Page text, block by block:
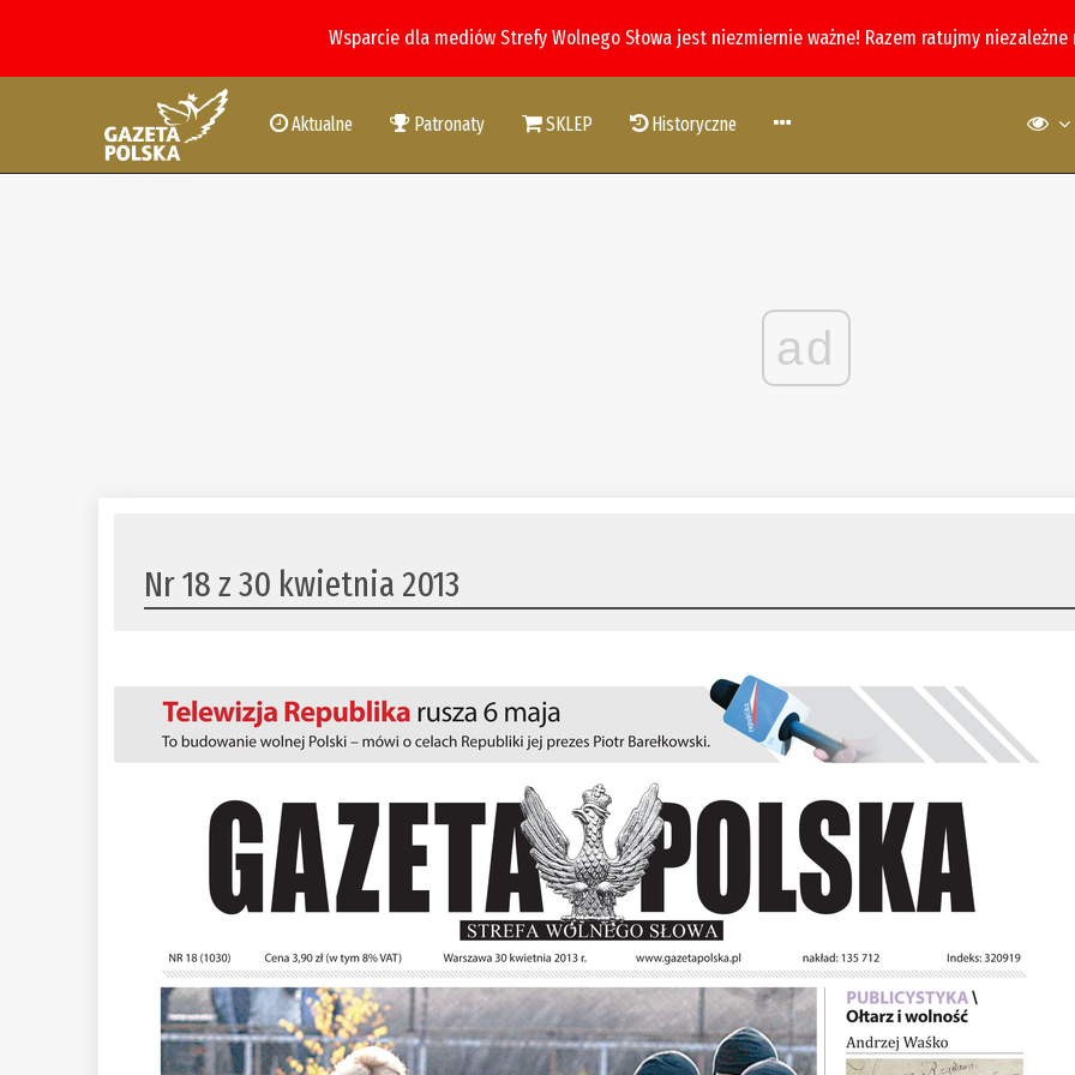
Wsparcie dla mediów Strefy Wolnego Słowa jest niezmiernie ważne! Razem ratujmy
Aktualne Patronaty SKLEP Historyczne
ad
Nr 18 z 30 kwietnia 2013